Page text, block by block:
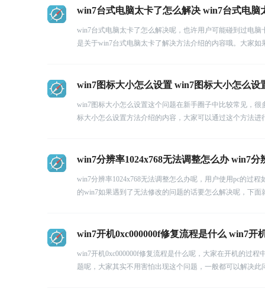
win7台式电脑太卡了怎么解决 win7台式电脑
win7台式电脑太卡了怎么解决呢，也许用户可能碰到过电
是关于win7台式电脑太卡了解决方法介绍的内容哦。大家
win7图标大小怎么设置 win7图标大小怎么设
win7图标大小怎么设置这个问题在新手圈子中比较常见，
标大小怎么设置方法介绍的内容，大家可以通过这个方法
win7分辨率1024x768无法调整怎么办 win7分
win7分辨率1024x768无法调整怎么办呢，用户使用pc的过
的win7如果遇到了无法修改的问题的话要怎么解决呢，下
win7开机0xc000000f修复流程是什么 win7开
win7开机0xc000000f修复流程是什么呢，大家在开机的过
题呢，大家其实不用害怕出现这个问题，一般都可以解决